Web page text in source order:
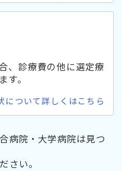
、診療費の他に選定療
。
について詳しくはこちら
病院・大学病院は見つ
さい。